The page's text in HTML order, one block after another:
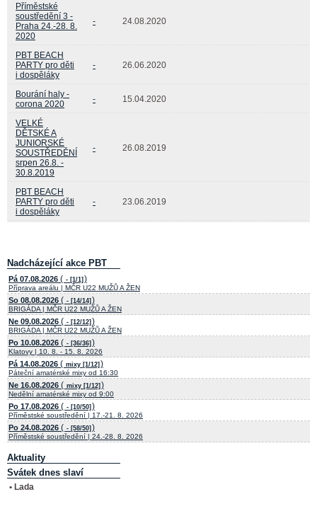
Příměstské
soustředění 3 -
Praha 24.-28. 8.
2020
- 24.08.2020
PBT BEACH
PARTY pro děti
i dospěláky
- 26.06.2020
Bourání haly -
corona 2020
- 15.04.2020
VELKÉ
DĚTSKÉ A
JUNIORSKÉ
SOUSTŘEDĚNÍ
srpen 26.8. -
30.8.2019
- 26.08.2019
PBT BEACH
PARTY pro děti
i dospěláky
- 23.06.2019
Nadcházející akce PBT
Pá 07.08.2026 ( - [1/1] )
Příprava areálu | MČR U22 MUŽŮ A ŽEN
So 08.08.2026 ( - [14/14] )
BRIGÁDA | MČR U22 MUŽŮ A ŽEN
Ne 09.08.2026 ( - [12/12] )
BRIGÁDA | MČR U22 MUŽŮ A ŽEN
Po 10.08.2026 ( - [36/36] )
Klatovy | 10. 8. - 15. 8. 2026
Pá 14.08.2026 ( mixy [1/12] )
Páteční amatérské mixy od 16:30
Ne 16.08.2026 ( mixy [1/12] )
Nedělní amatérské mixy od 9:00
Po 17.08.2026 ( - [10/50] )
Příměstské soustředění | 17.-21. 8. 2026
Po 24.08.2026 ( - [58/50] )
Příměstské soustředění | 24.-28. 8. 2026
Aktuality
Svátek dnes slaví
• Lada